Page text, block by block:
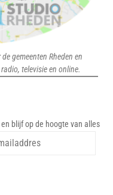
gemeenten Rheden en
televisie en online.
blijf op de hoogte van alles